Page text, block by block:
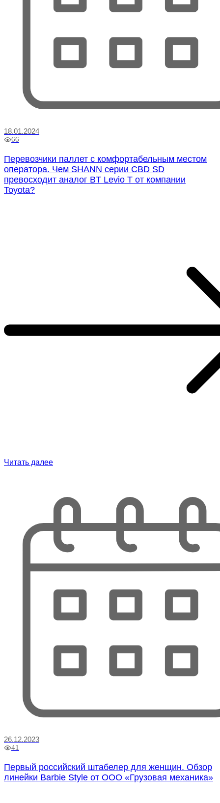
18.01.2024
66
Перевозчики паллет с комфортабельным местом
оператора. Чем SHANN серии CBD SD
превосходит аналог BT Levio T от компании
Toyota?
Читать далее
26.12.2023
41
Первый российский штабелер для женщин. Обзор
линейки Barbie Style от ООО «Грузовая механика»